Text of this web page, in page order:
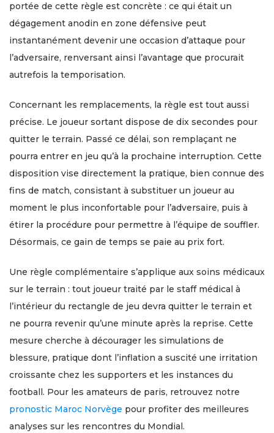
portée de cette règle est concrète : ce qui était un
dégagement anodin en zone défensive peut
instantanément devenir une occasion d’attaque pour
l’adversaire, renversant ainsi l’avantage que procurait
autrefois la temporisation.
Concernant les remplacements, la règle est tout aussi
précise. Le joueur sortant dispose de dix secondes pour
quitter le terrain. Passé ce délai, son remplaçant ne
pourra entrer en jeu qu’à la prochaine interruption. Cette
disposition vise directement la pratique, bien connue des
fins de match, consistant à substituer un joueur au
moment le plus inconfortable pour l’adversaire, puis à
étirer la procédure pour permettre à l’équipe de souffler.
Désormais, ce gain de temps se paie au prix fort.
Une règle complémentaire s’applique aux soins médicaux
sur le terrain : tout joueur traité par le staff médical à
l’intérieur du rectangle de jeu devra quitter le terrain et
ne pourra revenir qu’une minute après la reprise. Cette
mesure cherche à décourager les simulations de
blessure, pratique dont l’inflation a suscité une irritation
croissante chez les supporters et les instances du
football. Pour les amateurs de paris, retrouvez notre
pronostic Maroc Norvège pour profiter des meilleures
analyses sur les rencontres du Mondial.